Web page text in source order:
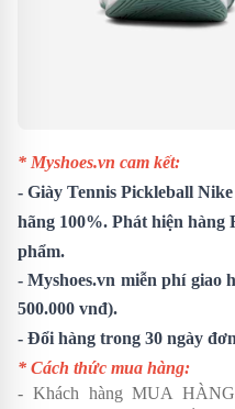
* Myshoes.vn cam kết:
- Giày Tennis Pickleball
hãng 100%. Phát hiện hàng
phẩm.
- Myshoes.vn miễn phí giao
500.000 vnđ).
- Đổi hàng trong 30 ngày
* Cách thức mua hàng:
- Khách hàng MUA